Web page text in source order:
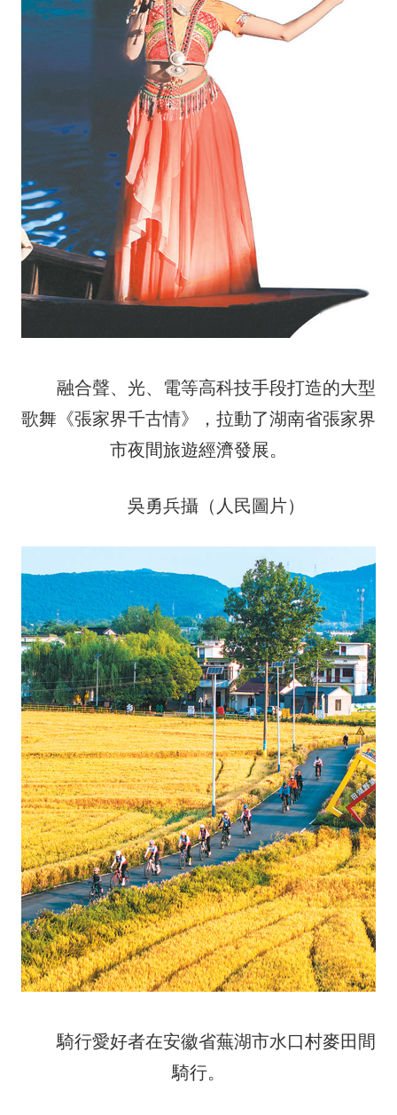
融合聲、光、電等高科技手段打造的大型
歌舞《張家界千古情》，拉動了湖南省張家界
市夜間旅遊經濟發展。
吳勇兵攝（人民圖片）
騎行愛好者在安徽省蕪湖市水口村麥田間
騎行。